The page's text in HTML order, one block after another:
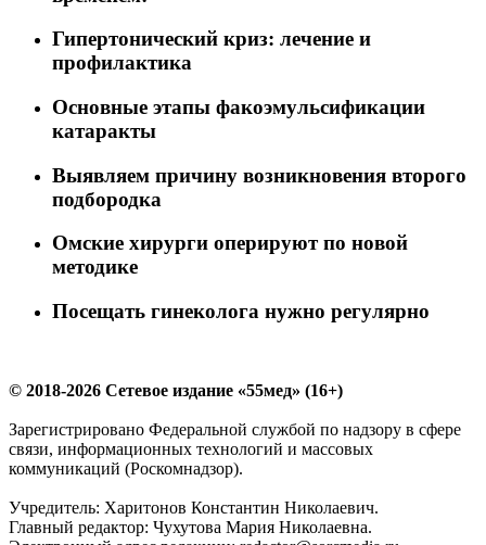
Гипертонический криз: лечение и
профилактика
Основные этапы факоэмульсификации
катаракты
Выявляем причину возникновения второго
подбородка
Омские хирурги оперируют по новой
методике
Посещать гинеколога нужно регулярно
© 2018-2026 Сетевое издание «55мед» (16+)
Зарегистрировано Федеральной службой по надзору в сфере
связи, информационных технологий и массовых
коммуникаций (Роскомнадзор).
Учредитель: Харитонов Константин Николаевич.
Главный редактор: Чухутова Мария Николаевна.